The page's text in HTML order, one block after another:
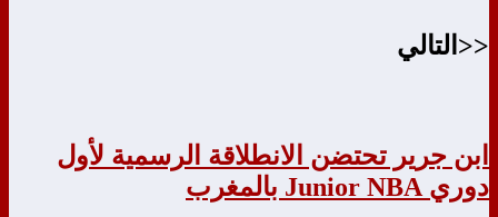
<<التالي
ابن جرير تحتضن الانطلاقة الرسمية لأول
دوري Junior NBA بالمغرب